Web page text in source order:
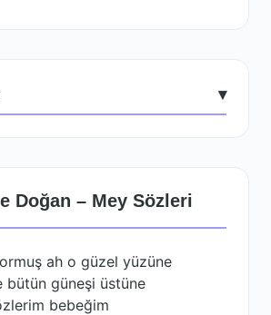
▾
Doğan – Mey Sözleri
ah o güzel yüzüne
bütün güneşi üstüne
bebeğim